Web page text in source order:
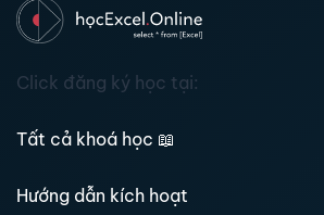
Click đăng ký học tại:
Tất cả khoá học 📖
Hướng dẫn kích hoạt